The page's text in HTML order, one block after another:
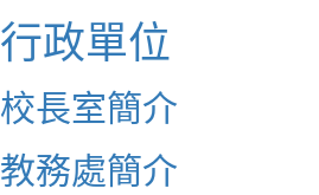
行政單位
校長室簡介
教務處簡介